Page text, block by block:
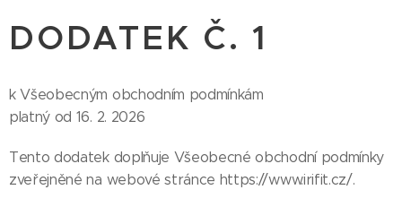
DODATEK Č. 1
k Všeobecným obchodním podmínkám
platný od 16. 2. 2026
Tento dodatek doplňuje Všeobecné obchodní podmínky
zveřejněné na webové stránce https://www.irifit.cz/.